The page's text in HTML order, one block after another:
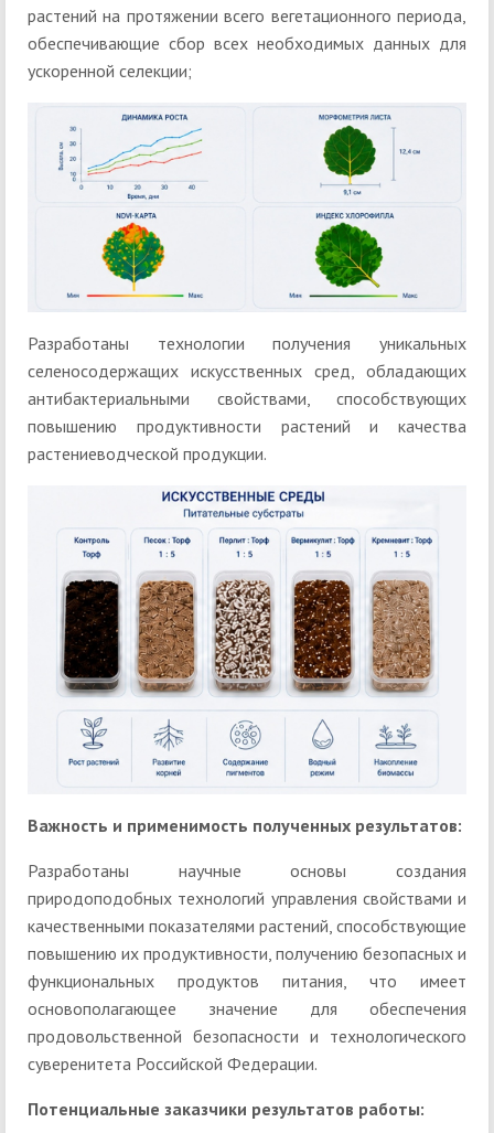
растений на протяжении всего вегетационного периода,
обеспечивающие сбор всех необходимых данных для
ускоренной селекции;
Разработаны технологии получения уникальных
селеносодержащих искусственных сред, обладающих
антибактериальными свойствами, способствующих
повышению продуктивности растений и качества
растениеводческой продукции.
Важность и применимость полученных результатов:
Разработаны научные основы создания
природоподобных технологий управления свойствами и
качественными показателями растений, способствующие
повышению их продуктивности, получению безопасных и
функциональных продуктов питания, что имеет
основополагающее значение для обеспечения
продовольственной безопасности и технологического
суверенитета Российской Федерации.
Потенциальные заказчики результатов работы: